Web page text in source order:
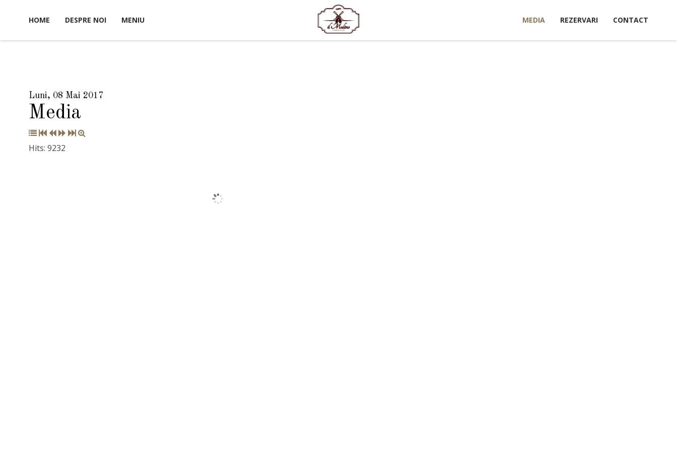
HOME DESPRE NOI MENIU MEDIA REZERVARI CONTACT
Luni, 08 Mai 2017
Media
Hits: 9232